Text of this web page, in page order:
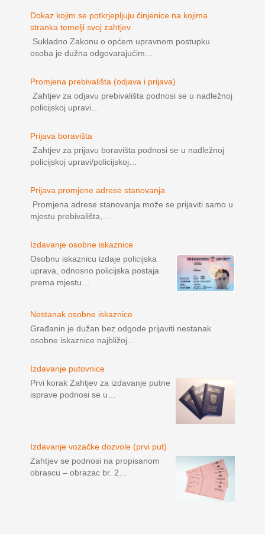
Dokaz kojim se potkrjepljuju činjenice na kojima
stranka temelji svoj zahtjev
Sukladno Zakonu o općem upravnom postupku
osoba je dužna odgovarajućim…
Promjena prebivališta (odjava i prijava)
Zahtjev za odjavu prebivališta podnosi se u nadležnoj
policijskoj upravi…
Prijava boravišta
Zahtjev za prijavu boravišta podnosi se u nadležnoj
policijskoj upravi/policijskoj…
Prijava promjene adrese stanovanja
Promjena adrese stanovanja može se prijaviti samo u
mjestu prebivališta,…
Izdavanje osobne iskaznice
Osobnu iskaznicu izdaje policijska
uprava, odnosno policijska postaja
prema mjestu…
Nestanak osobne iskaznice
Građanin je dužan bez odgode prijaviti nestanak
osobne iskaznice najbližoj…
Izdavanje putovnice
Prvi korak Zahtjev za izdavanje putne
isprave podnosi se u…
Izdavanje vozačke dozvole (prvi put)
Zahtjev se podnosi na propisanom
obrascu – obrazac br. 2…